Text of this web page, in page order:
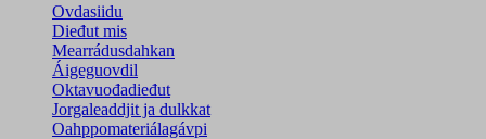
Ovdasiidu
Dieđut mis
Mearrádusdahkan
Áigeguovdil
Oktavuođadieđut
Jorgaleaddjit ja dulkkat
Oahppomateriálagávpi